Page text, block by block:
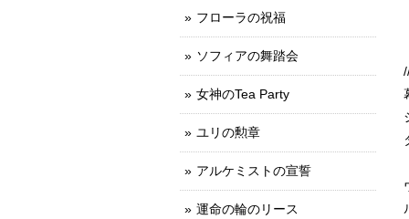
フローラの祝福
ソフィアの舞踏会
女神のTea Party
ユリの勲章
アルケミストの宣誓
運命の輪のリース